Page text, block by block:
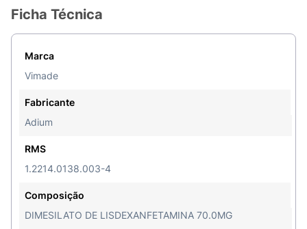
Ficha Técnica
Marca
Vimade
Fabricante
Adium
RMS
1.2214.0138.003-4
Composição
DIMESILATO DE LISDEXANFETAMINA 70.0MG